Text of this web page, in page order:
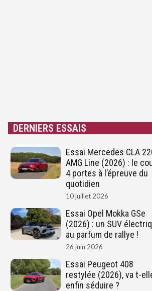
DERNIERS ESSAIS
Essai Mercedes CLA
AMG Line (2026) : le
4 portes à l’épreuve du
quotidien
10 juillet 2026
Essai Opel Mokka GSe
(2026) : un SUV
au parfum de rallye !
26 juin 2026
Essai Peugeot 408
restylée (2026), va t-
enfin séduire ?